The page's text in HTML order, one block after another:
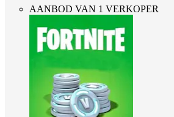
AANBOD VAN 1 VERKOPER